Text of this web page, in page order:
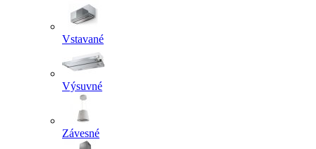
Vstavané
Výsuvné
Závesné